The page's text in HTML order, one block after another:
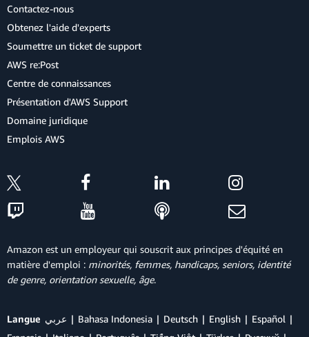
Contactez-nous
Obtenez l'aide d'experts
Soumettre un ticket de support
AWS re:Post
Centre de connaissances
Présentation d'AWS Support
Domaine juridique
Emplois AWS
Amazon est un employeur qui souscrit aux principes d'équité en
matière d'emploi : minorités, femmes, handicaps, seniors, identité
de genre, orientation sexuelle, âge.
Langue عربي Bahasa Indonesia Deutsch English
Español